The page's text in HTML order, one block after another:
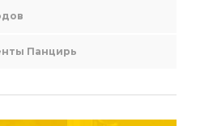
Панцирь